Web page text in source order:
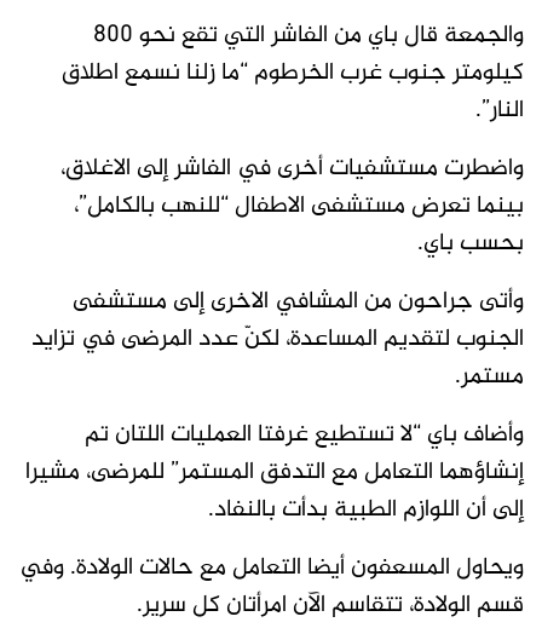
والجمعة قال باي من الفاشر التي تقع نحو 800
كيلومتر جنوب غرب الخرطوم “ما زلنا نسمع اطلاق
النار”.
واضطرت مستشفيات أخرى في الفاشر إلى الاغلاق،
بينما تعرض مستشفى الاطفال “للنهب بالكامل”،
بحسب باي.
وأتى جراحون من المشافي الاخرى إلى مستشفى
الجنوب لتقديم المساعدة، لكنّ عدد المرضى في تزايد
مستمر.
وأضاف باي “لا تستطيع غرفتا العمليات اللتان تم
إنشاؤهما التعامل مع التدفق المستمر” للمرضى، مشيرا
إلى أن اللوازم الطبية بدأت بالنفاد.
ويحاول المسعفون أيضا التعامل مع حالات الولادة. وفي
قسم الولادة، تتقاسم الآن امرأتان كل سرير.